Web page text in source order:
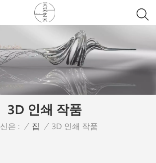
3D 인쇄 작품
은 : / 집 / 3D 인쇄 작품